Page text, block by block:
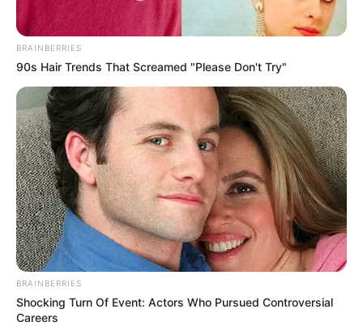
BRAINBERRIES
90s Hair Trends That Screamed "Please Don't Try"
BRAINBERRIES
Shocking Turn Of Event: Actors Who Pursued Controversial
Careers